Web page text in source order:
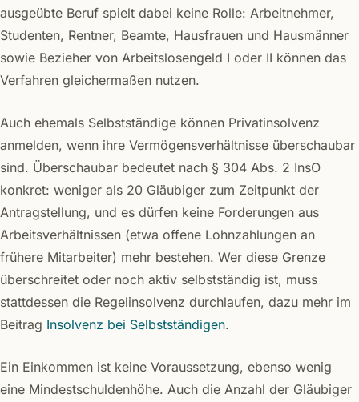
ausgeübte Beruf spielt dabei keine Rolle: Arbeitnehmer,
Studenten, Rentner, Beamte, Hausfrauen und Hausmänner
sowie Bezieher von Arbeitslosengeld I oder II können das
Verfahren gleichermaßen nutzen.
Auch ehemals Selbstständige können Privatinsolvenz
anmelden, wenn ihre Vermögensverhältnisse überschaubar
sind. Überschaubar bedeutet nach § 304 Abs. 2 InsO
konkret: weniger als 20 Gläubiger zum Zeitpunkt der
Antragstellung, und es dürfen keine Forderungen aus
Arbeitsverhältnissen (etwa offene Lohnzahlungen an
frühere Mitarbeiter) mehr bestehen. Wer diese Grenze
überschreitet oder noch aktiv selbstständig ist, muss
stattdessen die Regelinsolvenz durchlaufen, dazu mehr im
Beitrag Insolvenz bei Selbstständigen.
Ein Einkommen ist keine Voraussetzung, ebenso wenig
eine Mindestschuldenhöhe. Auch die Anzahl der Gläubiger